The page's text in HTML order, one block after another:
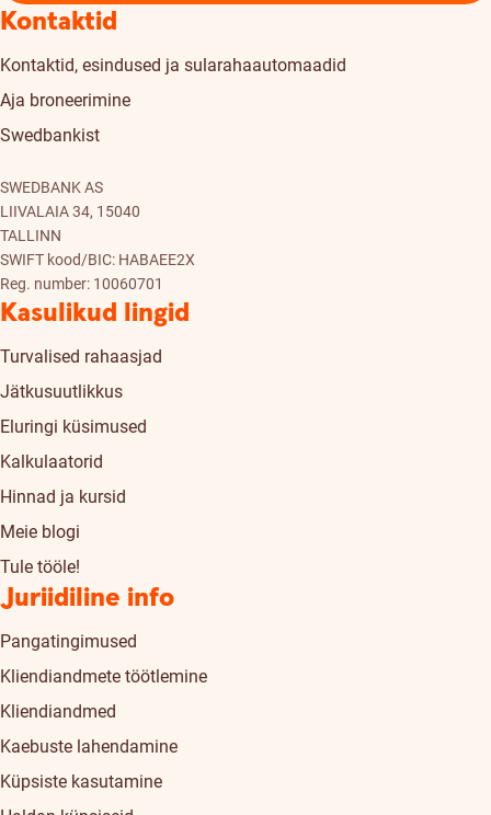
Kontaktid
Kontaktid, esindused ja sularahaautomaadid
Aja broneerimine
Swedbankist
SWEDBANK AS
LIIVALAIA 34, 15040
TALLINN
SWIFT kood/BIC: HABAEE2X
Reg. number: 10060701
Kasulikud lingid
Turvalised rahaasjad
Jätkusuutlikkus
Eluringi küsimused
Kalkulaatorid
Hinnad ja kursid
Meie blogi
Tule tööle!
Juriidiline info
Pangatingimused
Kliendiandmete töötlemine
Kliendiandmed
Kaebuste lahendamine
Küpsiste kasutamine